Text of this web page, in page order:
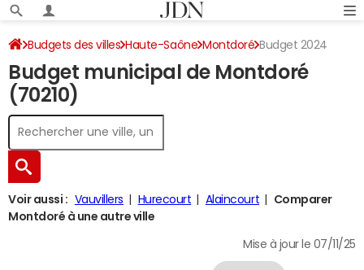
Budgets des villes Haute-Saône Montdoré Budget 2024
Budget municipal de Montdoré
(70210)
Voir aussi : Vauvillers Hurecourt Alaincourt
Comparer
Montdoré à une autre ville
Mise à jour le 07/11/25